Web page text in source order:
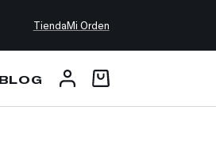
TiendaMi Orden
BLOG